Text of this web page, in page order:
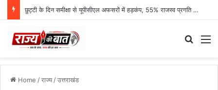
छुट्टी के दिन समीक्षा से यूपीसीएल अफसरों में हड़कंप, 55% राजस्व प्रगति पर एमडी नाराज
Home /राज्य/उत्तराखंड